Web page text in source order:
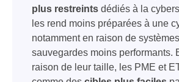
plus restreints dédiés à la
les rend moins préparées à une
notamment en raison de
sauvegardes moins performants.
raison de leur taille, les PME et